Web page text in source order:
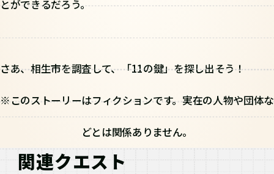
とができるだろう。
さあ、相生市を調査して、「11の鍵」を探し出そう！
※このストーリーはフィクションです。実在の人物や団体な
どとは関係ありません。
関連クエスト